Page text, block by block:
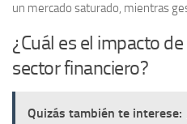
un mercado saturado, mientras
¿Cuál es el impacto
sector financiero?
Quizás también te interese: